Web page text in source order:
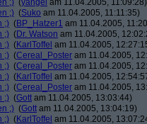
;) (yangel am 11.04.2005, 11:09:28)
;) (Suko am 11.04.2005, 11:11:35)
;) (BP_Hatzer1 am 11.04.2005,
;) (Dr. Watson am 11.04.2005,
;) (KarlToffel am 11.04.2005,
;) (Cereal_Poster am 11.04.2005,
;) (Cereal_Poster am 11.04.2005,
;) (KarlToffel am 11.04.2005,
;) (Cereal_Poster am 11.04.2005,
;) (Gott am 11.04.2005, 13:03:44)
;) (Gott am 11.04.2005, 13:04:19)
;) (KarlToffel am 11.04.2005,